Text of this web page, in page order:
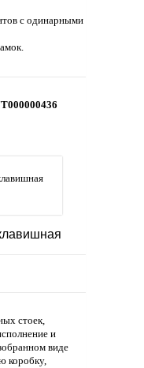
с одинарными
стоек,
и
виде
коробку,